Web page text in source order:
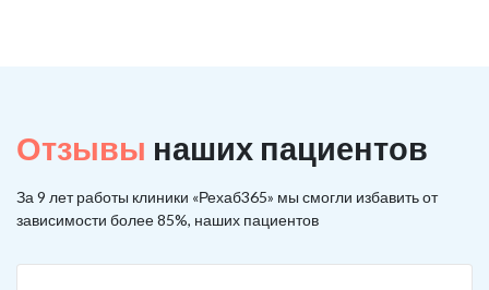
Отзывы наших пациентов
За 9 лет работы клиники «Рехаб365» мы смогли избавить от
зависимости более 85%, наших пациентов